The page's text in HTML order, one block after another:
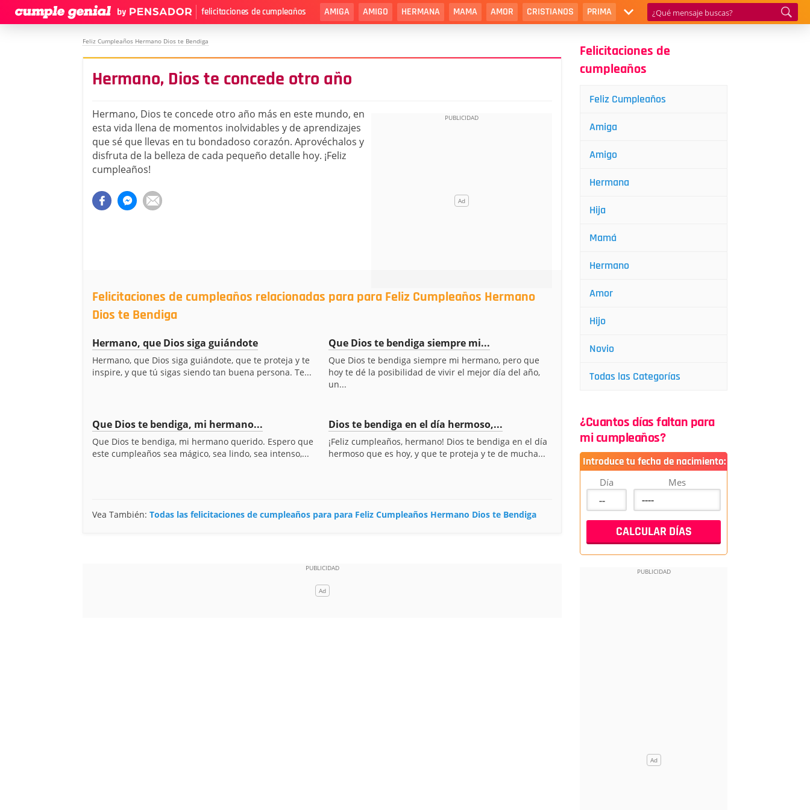
felicitaciones de cumpleaños AMIGA AMIGO HERMANA MAMA AMOR CRISTIANOS PRIMA
Feliz Cumpleaños Hermano Dios te Bendiga
Hermano, Dios te concede otro año
Hermano, Dios te concede otro año más en este mundo, en
esta vida llena de momentos inolvidables y de aprendizajes
que sé que llevas en tu bondadoso corazón. Aprovéchalos y
disfruta de la belleza de cada pequeño detalle hoy. ¡Feliz
cumpleaños!
Felicitaciones de cumpleaños relacionadas para para Feliz Cumpleaños Hermano
Dios te Bendiga
Hermano, que Dios siga guiándote
Hermano, que Dios siga guiándote, que te proteja y te
inspire, y que tú sigas siendo tan buena persona. Te...
Que Dios te bendiga siempre mi...
Que Dios te bendiga siempre mi hermano, pero que
hoy te dé la posibilidad de vivir el mejor día del año,
un...
Que Dios te bendiga, mi hermano...
Que Dios te bendiga, mi hermano querido. Espero que
este cumpleaños sea mágico, sea lindo, sea intenso,...
Dios te bendiga en el día hermoso,...
¡Feliz cumpleaños, hermano! Dios te bendiga en el día
hermoso que es hoy, y que te proteja y te de mucha...
Vea También: Todas las felicitaciones de cumpleaños para para Feliz Cumpleaños Hermano Dios te Bendiga
Felicitaciones de
cumpleaños
Feliz Cumpleaños
Amiga
Amigo
Hermana
Hija
Mamá
Hermano
Amor
Hijo
Novio
Todas las Categorías
¿Cuantos días faltan para
mi cumpleaños?
Introduce tu fecha de nacimiento:
Día Mes